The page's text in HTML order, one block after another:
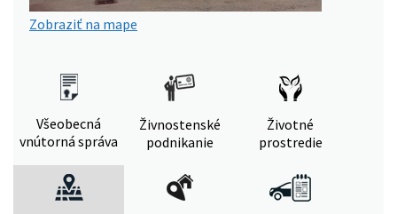
Zobraziť na mape
Všeobecná
vnútorná správa
Živnostenské
podnikanie
Životné
prostredie